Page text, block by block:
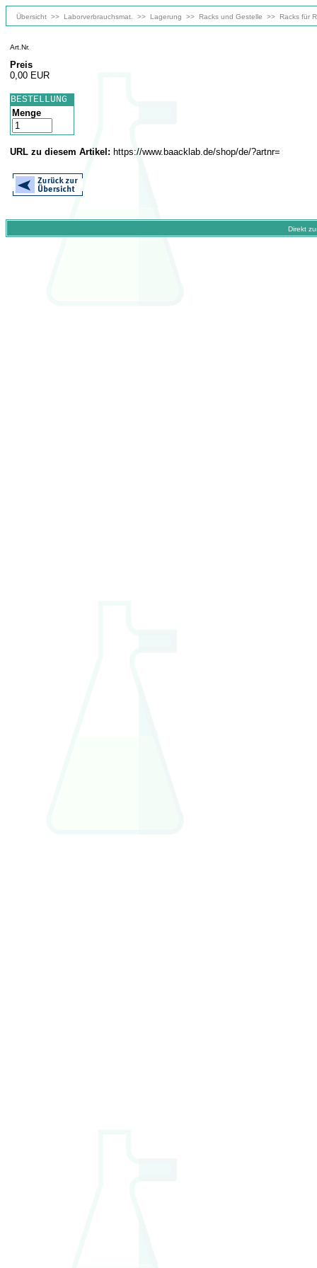
Übersicht >> Laborverbrauchsmat. >> Lagerung >> Racks und Gestelle >> Racks für
Art.Nr.
Preis
0,00 EUR
BESTELLUNG
Menge
URL zu diesem Artikel: https://www.baacklab.de/shop/de/?artnr=
Direkt